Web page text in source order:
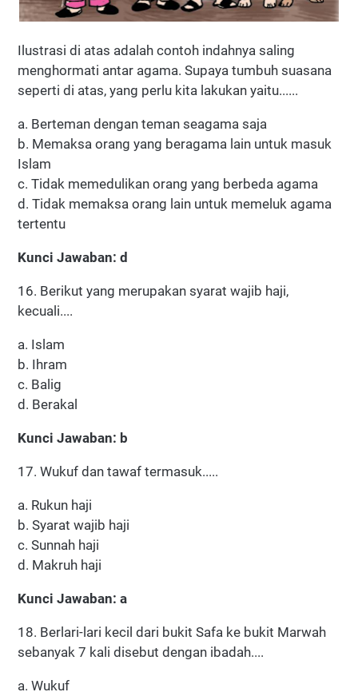
Ilustrasi di atas adalah contoh indahnya saling
menghormati antar agama. Supaya tumbuh suasana
seperti di atas, yang perlu kita lakukan yaitu......
a. Berteman dengan teman seagama saja
b. Memaksa orang yang beragama lain untuk masuk
Islam
c. Tidak memedulikan orang yang berbeda agama
d. Tidak memaksa orang lain untuk memeluk agama
tertentu
Kunci Jawaban: d
16. Berikut yang merupakan syarat wajib haji,
kecuali....
a. Islam
b. Ihram
c. Balig
d. Berakal
Kunci Jawaban: b
17. Wukuf dan tawaf termasuk.....
a. Rukun haji
b. Syarat wajib haji
c. Sunnah haji
d. Makruh haji
Kunci Jawaban: a
18. Berlari-lari kecil dari bukit Safa ke bukit Marwah
sebanyak 7 kali disebut dengan ibadah....
a. Wukuf